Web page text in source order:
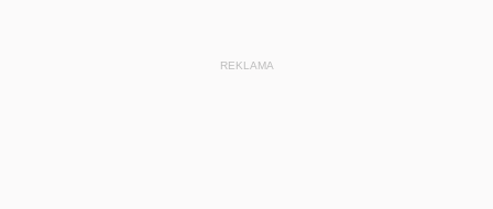
REKLAMA